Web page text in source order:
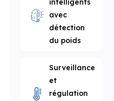
intelligents
avec
détection
du poids
Surveillance
et
régulation